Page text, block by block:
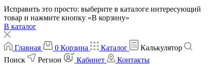
Исправить это просто: выберите в каталоге интересующий
товар и нажмите кнопку «В корзину»
В каталог
Главная 0 Корзина Каталог
Калькулятор
Поиск
Регион Кабинет Контакты